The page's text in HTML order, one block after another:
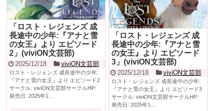
「ロスト・レジェンズ 成
長途中の少年:『アナと雪
の女王』より エピソード
2」(viviON文芸部)
2025/12/18 viviON文芸部
ロスト・レジェンズ 成長途中の少年:
『アナと雪の女王』より エピソード2
サークル: viviON文芸部サークルHP:
発売日: 2025年1...
「ロスト・レジェンズ 成
長途中の少年:『アナと雪
の女王』より エピソード
3」(viviON文芸部)
2025/12/18 viviON文芸部
ロスト・レジェンズ 成長途中の少年:
『アナと雪の女王』より エピソード3
サークル: viviON文芸部サークルHP:
発売日: 2025年1...